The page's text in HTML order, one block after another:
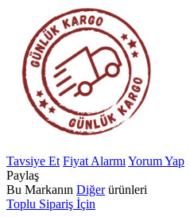
Tavsiye Et Fiyat Alarmı Yorum Yap
Paylaş
Bu Markanın Diğerürünleri
Toplu Sipariş İçin